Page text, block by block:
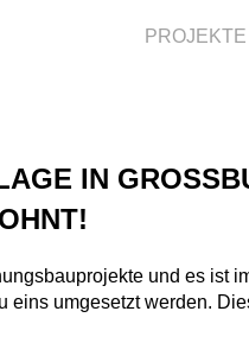
PROJEKTE
IN
und es ist
eins umgesetzt werden.